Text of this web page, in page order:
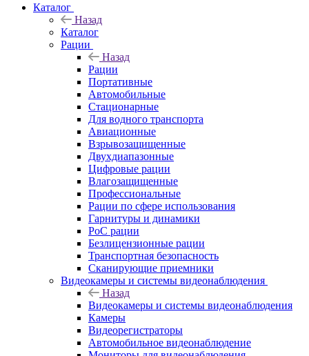
Каталог
Назад
Каталог
Рации
Назад
Рации
Портативные
Автомобильные
Стационарные
Для водного транспорта
Авиационные
Взрывозащищенные
Двухдиапазонные
Цифровые рации
Влагозащищенные
Профессиональные
Рации по сфере использования
Гарнитуры и динамики
PoC рации
Безлицензионные рации
Транспортная безопасность
Сканирующие приемники
Видеокамеры и системы видеонаблюдения
Назад
Видеокамеры и системы видеонаблюдения
Камеры
Видеорегистраторы
Автомобильное видеонаблюдение